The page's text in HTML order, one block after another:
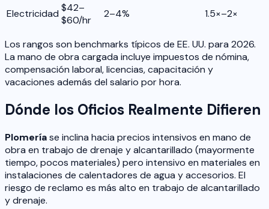
Electricidad $42–
$60/hr
2–4% 1.5×–2×
Los rangos son benchmarks típicos de EE. UU. para 2026.
La mano de obra cargada incluye impuestos de nómina,
compensación laboral, licencias, capacitación y
vacaciones además del salario por hora.
Dónde los Oficios Realmente Difieren
Plomeríase inclina hacia precios intensivos en mano de
obra en trabajo de drenaje y alcantarillado (mayormente
tiempo, pocos materiales) pero intensivo en materiales en
instalaciones de calentadores de agua y accesorios. El
riesgo de reclamo es más alto en trabajo de alcantarillado
y drenaje.